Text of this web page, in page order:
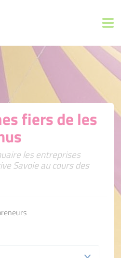
fiers de les
les entreprises
Savoie au cours des